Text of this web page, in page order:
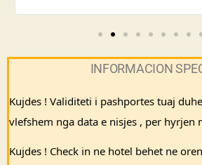
INFORMACION
Kujdes ! Validiteti i pashportes tuaj
vlefshem nga data e nisjes , per hyrjen
Kujdes ! Check in ne hotel behet ne